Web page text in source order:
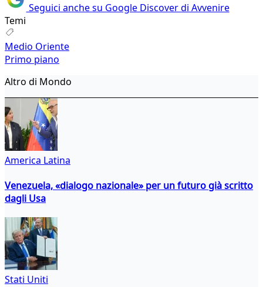
Seguici anche su Google Discover di Avvenire
Temi
Medio Oriente
Primo piano
Altro di Mondo
America Latina
Venezuela, «dialogo nazionale» per un futuro già scritto
dagli Usa
Stati Uniti